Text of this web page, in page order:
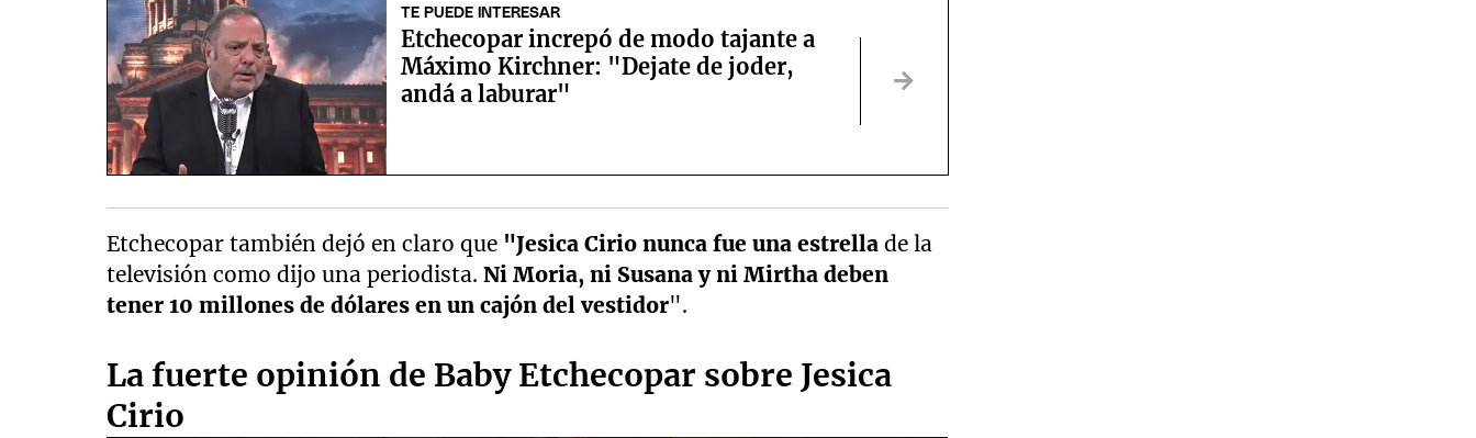
TE PUEDE INTERESAR
Etchecopar increpó de modo tajante a
Máximo Kirchner: "Dejate de joder,
andá a laburar"
Etchecopar también dejó en claro que "Jesica Cirio nunca fue una estrella de la
televisión como dijo una periodista.Ni Moria, ni Susana y ni Mirtha deben
tener 10 millones de dólares en un cajón del vestidor".
La fuerte opinión de Baby Etchecopar sobre Jesica
Cirio